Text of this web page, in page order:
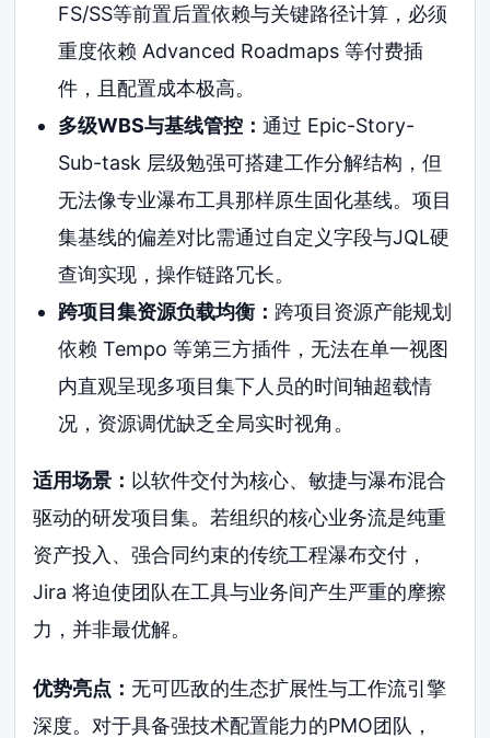
FS/SS等前置后置依赖与关键路径计算，必须
重度依赖 Advanced Roadmaps 等付费插
件，且配置成本极高。
多级WBS与基线管控： 通过 Epic-Story-
Sub-task 层级勉强可搭建工作分解结构，但
无法像专业瀑布工具那样原生固化基线。项目
集基线的偏差对比需通过自定义字段与JQL硬
查询实现，操作链路冗长。
跨项目集资源负载均衡： 跨项目资源产能规划
依赖 Tempo 等第三方插件，无法在单一视图
内直观呈现多项目集下人员的时间轴超载情
况，资源调优缺乏全局实时视角。
适用场景： 以软件交付为核心、敏捷与瀑布混合
驱动的研发项目集。若组织的核心业务流是纯重
资产投入、强合同约束的传统工程瀑布交付，
Jira 将迫使团队在工具与业务间产生严重的摩擦
力，并非最优解。
优势亮点： 无可匹敌的生态扩展性与工作流引擎
深度。对于具备强技术配置能力的PMO团队，